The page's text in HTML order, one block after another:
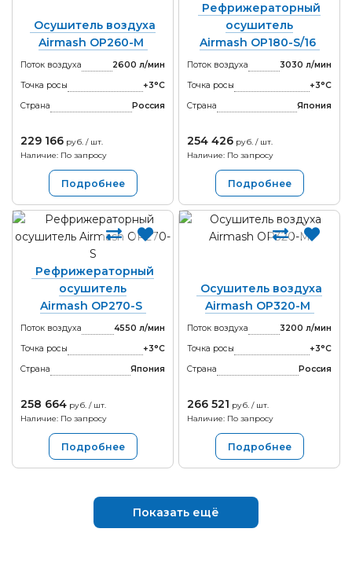
Осушитель воздуха
Airmash OP260-M
Поток воздуха
2600 л/мин
Точка росы
+3°С
Страна
Россия
229 166 руб. / шт.
Наличие: По запросу
Подробнее
Рефрижераторный
осушитель
Airmash OP180-S/16
Поток воздуха
3030 л/мин
Точка росы
+3°С
Страна
Япония
254 426 руб. / шт.
Наличие: По запросу
Подробнее
Рефрижераторный
осушитель
Airmash OP270-S
Поток воздуха
4550 л/мин
Точка росы
+3°С
Страна
Япония
258 664 руб. / шт.
Наличие: По запросу
Подробнее
Осушитель воздуха
Airmash OP320-M
Поток воздуха
3200 л/мин
Точка росы
+3°С
Страна
Россия
266 521 руб. / шт.
Наличие: По запросу
Подробнее
Показать ещё